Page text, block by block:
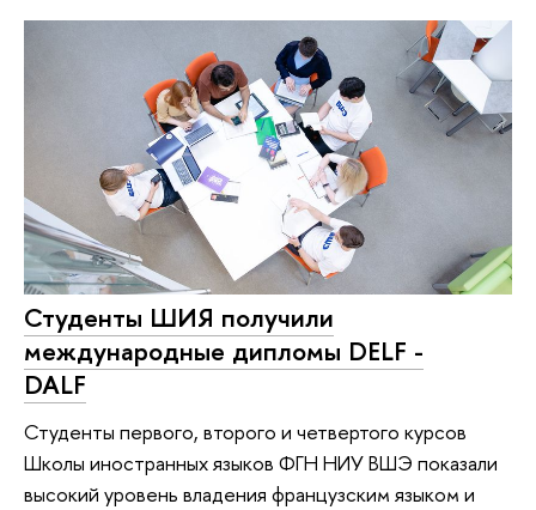
Студенты ШИЯ получили
международные дипломы DELF -
DALF
Студенты первого, второго и четвертого курсов
Школы иностранных языков ФГН НИУ ВШЭ показали
высокий уровень владения французским языком и